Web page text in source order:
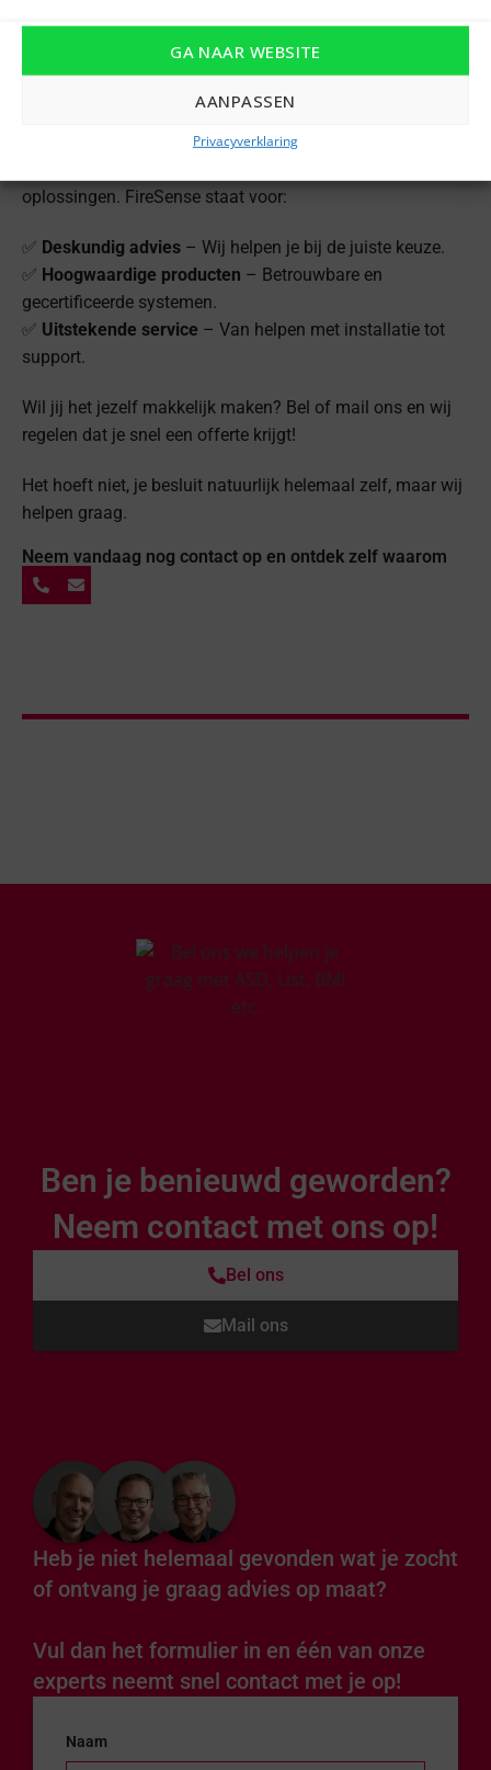
GA NAAR WEBSITE
AANPASSEN
Privacyverklaring
– Direct beschikbaar voor snelle
oplossingen. FireSense staat voor:
✅ Deskundig advies – Wij helpen je bij de juiste keuze.
✅ Hoogwaardige producten – Betrouwbare en
gecertificeerde systemen.
✅ Uitstekende service – Van helpen met installatie tot
support.
Wil jij het jezelf makkelijk maken? Bel of mail ons en wij
regelen dat je snel een offerte krijgt!
Het hoeft niet, je besluit natuurlijk helemaal zelf, maar wij
helpen graag.
Neem vandaag nog contact op en ontdek zelf waarom
Ben je benieuwd geworden?
Neem contact met ons op!
Bel ons
Mail ons
Heb je niet helemaal gevonden wat je zocht
of ontvang je graag advies op maat?
Vul dan het formulier in en één van onze
experts neemt snel contact met je op!
Naam